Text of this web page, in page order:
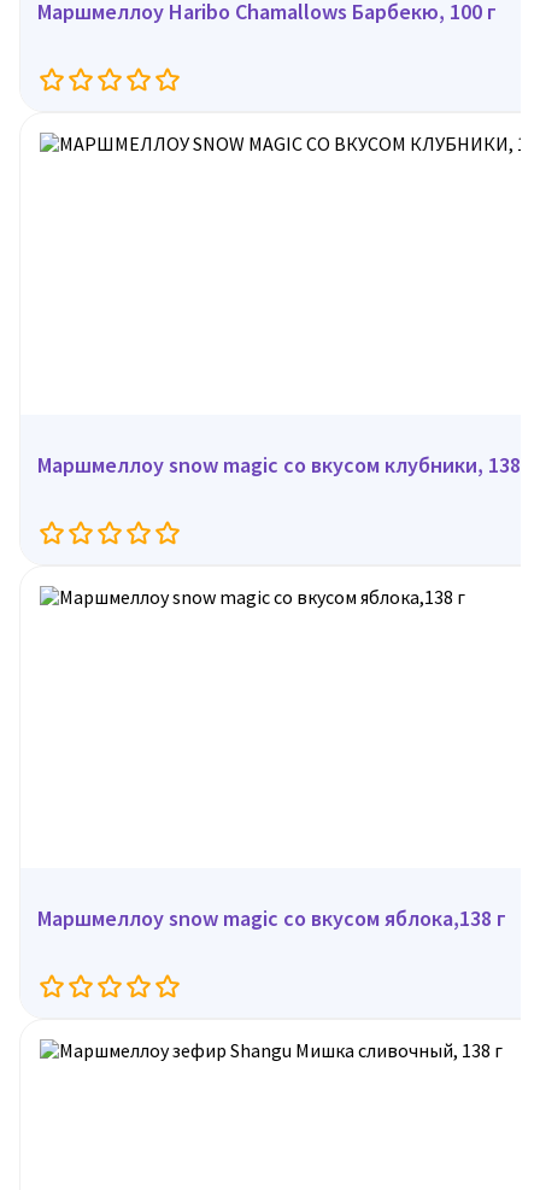
Маршмеллоу Haribo Chamallows Барбекю, 100 г
Маршмеллоу snow magic со вкусом клубники, 138 г
Маршмеллоу snow magic со вкусом яблока,138 г